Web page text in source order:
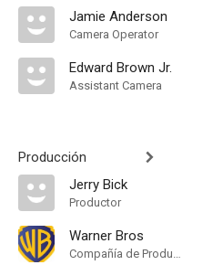
Jamie Anderson
Camera Operator
Edward Brown Jr.
Assistant Camera
Producción
Jerry Bick
Productor
Warner Bros
Compañía de Produccion